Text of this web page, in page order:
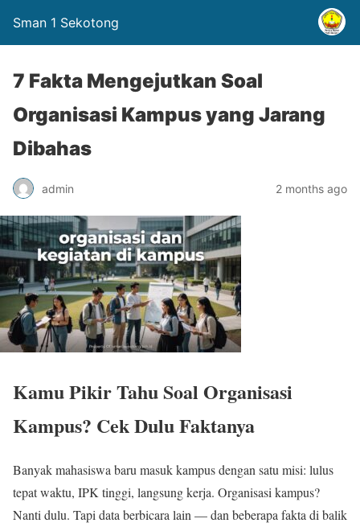
Sman 1 Sekotong
7 Fakta Mengejutkan Soal
Organisasi Kampus yang Jarang
Dibahas
admin 2 months ago
Kamu Pikir Tahu Soal Organisasi
Kampus? Cek Dulu Faktanya
Banyak mahasiswa baru masuk kampus dengan satu misi: lulus
tepat waktu, IPK tinggi, langsung kerja. Organisasi kampus?
Nanti dulu. Tapi data berbicara lain — dan beberapa fakta di balik